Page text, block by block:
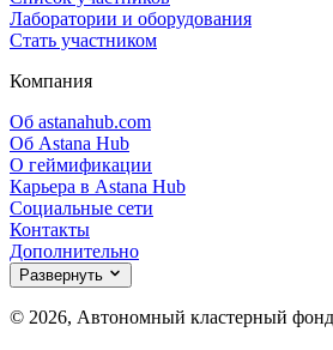
Лаборатории и оборудования
Стать участником
Компания
Об astanahub.com
Об Astana Hub
О геймификации
Карьера в Astana Hub
Социальные сети
Контакты
Дополнительно
Развернуть
© 2026, Автономный кластерный